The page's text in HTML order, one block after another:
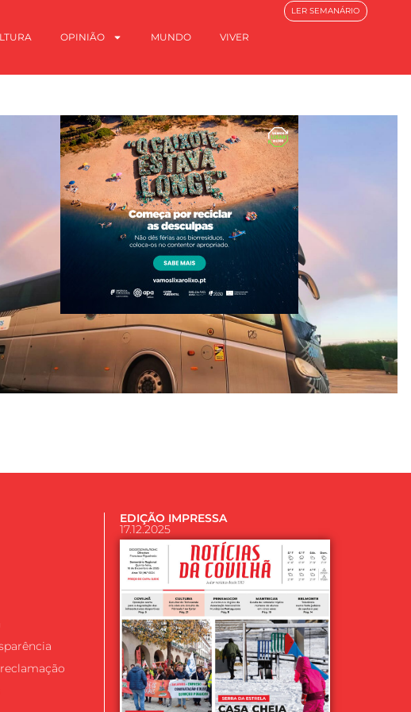
OPINIÃO MUNDO VIVER
LER SEMANÁRIO
EDIÇÃO IMPRESSA
17.12.2025